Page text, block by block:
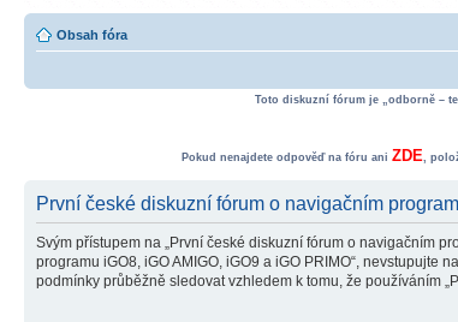
Obsah fóra
Toto diskuzní fórum je „odborně –
Pokud nenajdete odpověď na fóru ani ZDE,
První české diskuzní fórum o navigačním
Svým přístupem na „První české diskuzní fórum o navigačním
programu iGO8, iGO AMIGO, iGO9 a iGO PRIMO“,
podmínky průběžně sledovat vzhledem k tomu, že používáním